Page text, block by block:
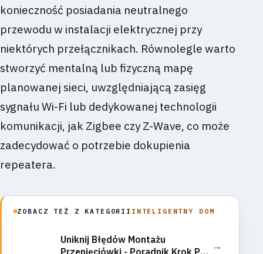
konieczność posiadania neutralnego
przewodu w instalacji elektrycznej przy
niektórych przełącznikach. Równolegle warto
stworzyć mentalną lub fizyczną mapę
planowanej sieci, uwzględniającą zasięg
sygnału Wi-Fi lub dedykowanej technologii
komunikacji, jak Zigbee czy Z-Wave, co może
zadecydować o potrzebie dokupienia
repeatera.
ZOBACZ TEŻ Z KATEGORII INTELIGENTNY DOM
Uniknij Błędów Montażu
Przepięciówki - Poradnik Krok Po
→